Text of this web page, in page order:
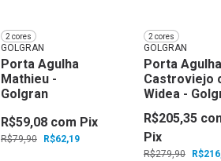
2 cores
GOLGRAN
Porta Agulha
Mathieu -
Golgran
R$79,90 R$62,19
R$59,08 com Pix
2 cores
GOLGRAN
Porta Agulha
Castroviejo
Widea -
R$279,90
R$205,35
Pix